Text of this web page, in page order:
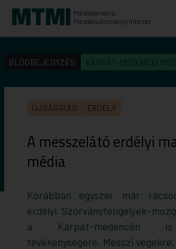
Médiatanács,
Médiatudományi Intézet
KERESÉS AZ INTÉZET ANYAGAI KÖZÖTT
indítása
BLOGBEJEGYZÉS
KÁRPÁT-MEDENCEI
ÚJSÁGÍRÁS ERDÉLY
A messzelátó erdélyi
média
Korábban egyszer már
erdélyi Szórványtengelyek-
a Kárpát-medencén
tevékenységére. Messzi